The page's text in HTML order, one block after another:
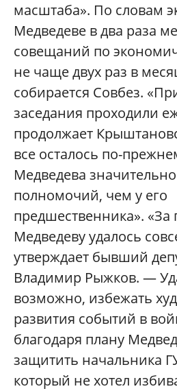
масштаба». По словам
Медведеве в два раза
совещаний по
не чаще двух раз в
собирается Совбез.
заседания проходили
продолжает
все осталось по-
Медведева
полномочий, чем у его
предшественника».
Медведеву удалось
утверждает бывший
Владимир Рыжков. —
возможно, избежать
развития событий в
благодаря плану
защитить начальника
который не хотел